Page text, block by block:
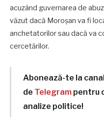
acuzând guvernarea de
văzut dacă Moroșan va fi
anchetatorilor sau dacă va
cercetărilor.
Abonează-te la
de Telegram pentru
analize politice!